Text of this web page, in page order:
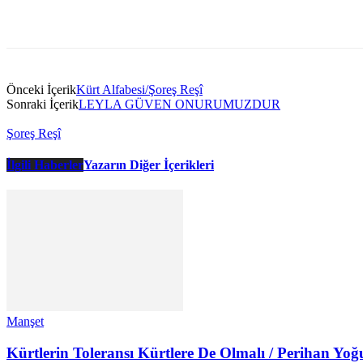
Önceki İçerikKürt Alfabesi/Şoreş Reşî
Sonraki İçerikLEYLA GÜVEN ONURUMUZDUR
Şoreş Reşî
İlgili HaberlerYazarın Diğer İçerikleri
Manşet
Kürtlerin Toleransı Kürtlere De Olmalı / Perihan